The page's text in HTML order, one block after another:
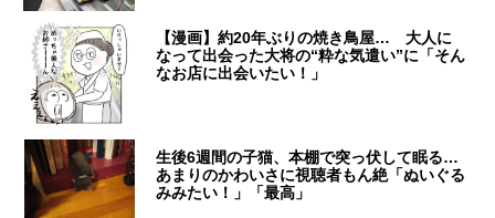
【漫画】約20年ぶりの焼き鳥屋… 大人に
なって出会った大将の“粋な気遣い”に「そん
なお店に出会いたい！」
生後6週間の子猫、本棚で突っ伏して眠る…
あまりのかわいさに視聴者もん絶「ぬいぐる
みみたい！」「最高」